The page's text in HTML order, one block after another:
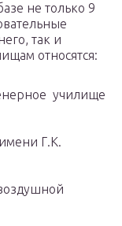
не только 9
так и
относятся:
училище
Г.К.